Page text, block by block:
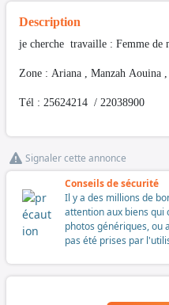
Description
je cherche travaille : Femme de
Zone : Ariana , Manzah Aouina ,
Tél : 25624214 / 22038900
Signaler cette annonce
Conseils de sécurité
Il y a des millions de
attention aux biens qui
photos génériques, ou
pas été prises par